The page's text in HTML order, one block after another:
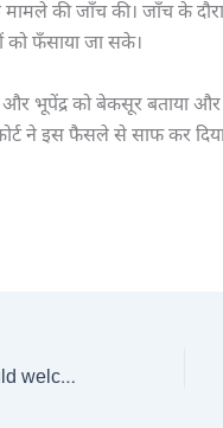
की जाँच की। जाँच के
को फँसाया जा सके।
भूपेंद्र को बेकसूर बताया
कोर्ट ने इस फैसले से साफ कर
G7 Summit: Why India should welcome the statement on Transnational Repression, and double down on it to slam foreign interference